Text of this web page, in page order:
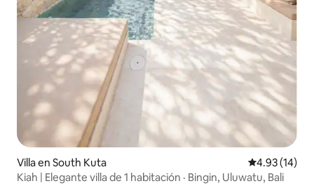
Villa en South Kuta Calificación
4.93 (14)
Kiah | Elegante villa de 1 habitación · Bingin, Uluwatu, Bali